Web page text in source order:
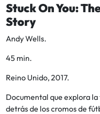
Stuck On You:
Story
Andy Wells.
45 min.
Reino Unido, 2017.
Documental que explora
detrás de los cromos de